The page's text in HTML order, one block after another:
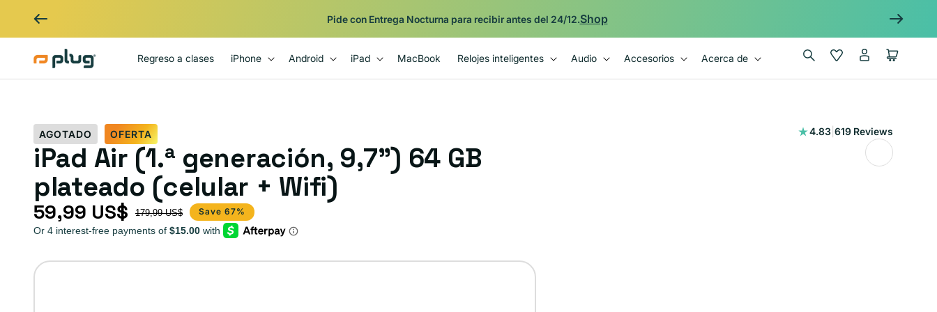
Pide con Entrega Nocturna para recibir antes del 24/12.Shop
Regreso a clases iPhone Android iPad MacBook Relojes inteligentes Audio Accesorios Acerca de Wishlist
sesión
Carrito
AGOTADO OFERTA
iPad Air (1.ª generación, 9,7") 64 GB
plateado (celular + Wifi)
Precio de oferta
59,99 US$
Precio habitual 179,99 US$ Save 67%
4.83| 619 Reviews
619
reseñas